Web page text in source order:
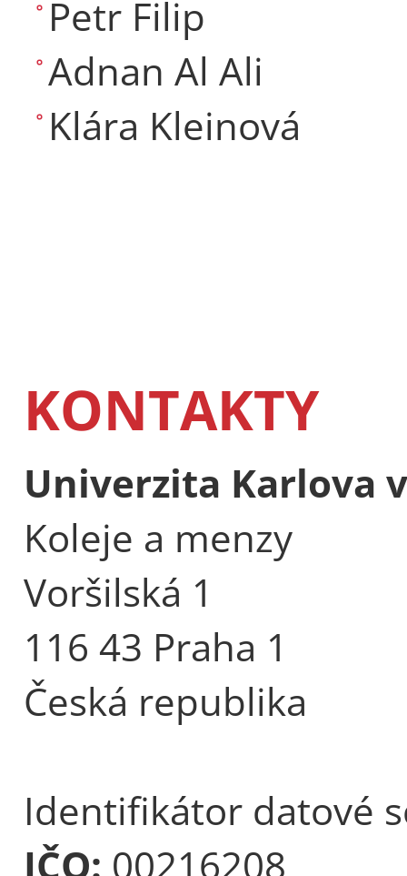
Petr Filip
Adnan Al Ali
Klára Kleinová
KONTAKTY
Univerzita Karlova
Koleje a menzy
Voršilská 1
116 43 Praha 1
Česká republika
Identifikátor datové
IČO: 00216208